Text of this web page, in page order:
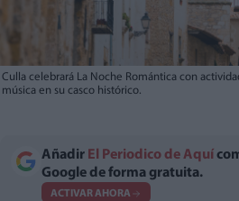
Culla celebrará La Noche Romántica con
música en su casco histórico.
Añadir El Periodico de Aquí
Google de forma gratuita.
ACTIVAR AHORA